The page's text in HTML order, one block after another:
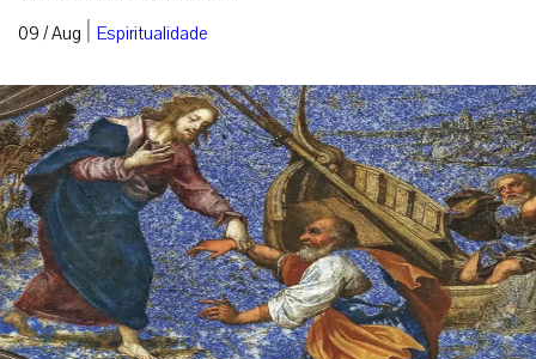
09 / Aug | Espiritualidade